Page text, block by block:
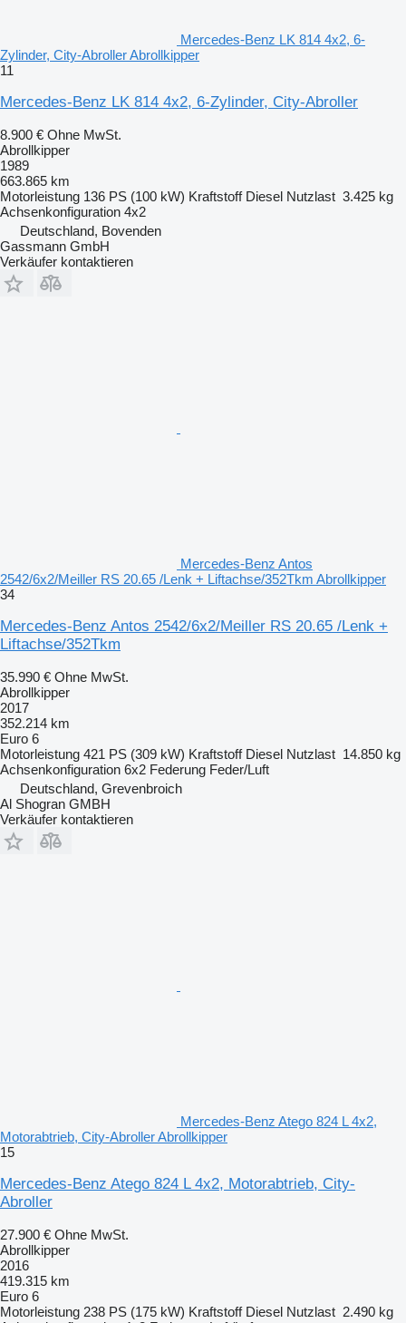
Mercedes-Benz LK 814 4x2, 6-
Zylinder, City-Abroller Abrollkipper
11
Mercedes-Benz LK 814 4x2, 6-Zylinder, City-Abroller
8.900 € Ohne MwSt.
Abrollkipper
1989
663.865 km
Motorleistung 136 PS (100 kW) Kraftstoff Diesel Nutzlast 3.425 kg
Achsenkonfiguration 4x2
Deutschland, Bovenden
Gassmann GmbH
Verkäufer kontaktieren
Mercedes-Benz Antos
2542/6x2/Meiller RS 20.65 /Lenk + Liftachse/352Tkm Abrollkipper
34
Mercedes-Benz Antos 2542/6x2/Meiller RS 20.65 /Lenk +
Liftachse/352Tkm
35.990 € Ohne MwSt.
Abrollkipper
2017
352.214 km
Euro 6
Motorleistung 421 PS (309 kW) Kraftstoff Diesel Nutzlast 14.850 kg
Achsenkonfiguration 6x2 Federung Feder/Luft
Deutschland, Grevenbroich
Al Shogran GMBH
Verkäufer kontaktieren
Mercedes-Benz Atego 824 L 4x2,
Motorabtrieb, City-Abroller Abrollkipper
15
Mercedes-Benz Atego 824 L 4x2, Motorabtrieb, City-
Abroller
27.900 € Ohne MwSt.
Abrollkipper
2016
419.315 km
Euro 6
Motorleistung 238 PS (175 kW) Kraftstoff Diesel Nutzlast 2.490 kg